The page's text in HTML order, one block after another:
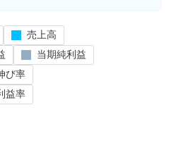
売上高
当期純利益
び率
益率